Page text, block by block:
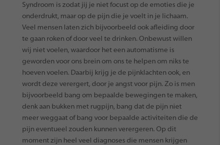
Syndroom is zodat jij je niet focust op de emoties die je
onderdrukt, maar op de pijn die je voelt in je lichaam.
Veel mensen laten zich bijvoorbeeld ook afleiding door
te gaan roken of door veel te drinken. Onbewust willen
wij niet voelen, waardoor het een automatisme is
geworden voor ons brein om ons te helpen om niks te
hoeven voelen. Daarbij krijg je de pijnklachten ook, en
wordt deze verergert, door je angst voor pijn. Zo is men
bijvoorbeeld bang om bepaalde bewegingen te maken,
denk aan bukken met rugpijn, bang dat de pijn niet
meer weggaat of bang voor bepaalde activiteiten die de
pijn eventueel zouden kunnen verergeren. Op dit
moment zijn heel veel diagnoses die mensen krijgen